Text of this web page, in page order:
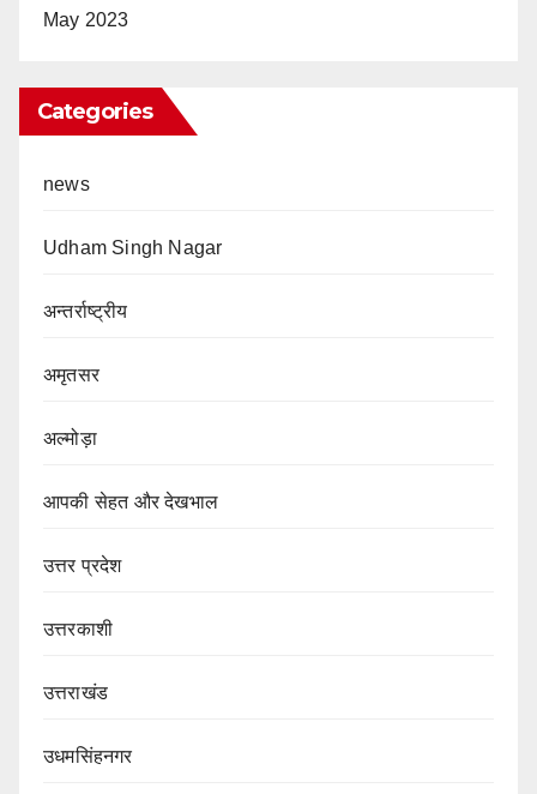
May 2023
Categories
news
Udham Singh Nagar
अन्तर्राष्ट्रीय
अमृतसर
अल्मोड़ा
आपकी सेहत और देखभाल
उत्तर प्रदेश
उत्तरकाशी
उत्तराखंड
उधमसिंहनगर